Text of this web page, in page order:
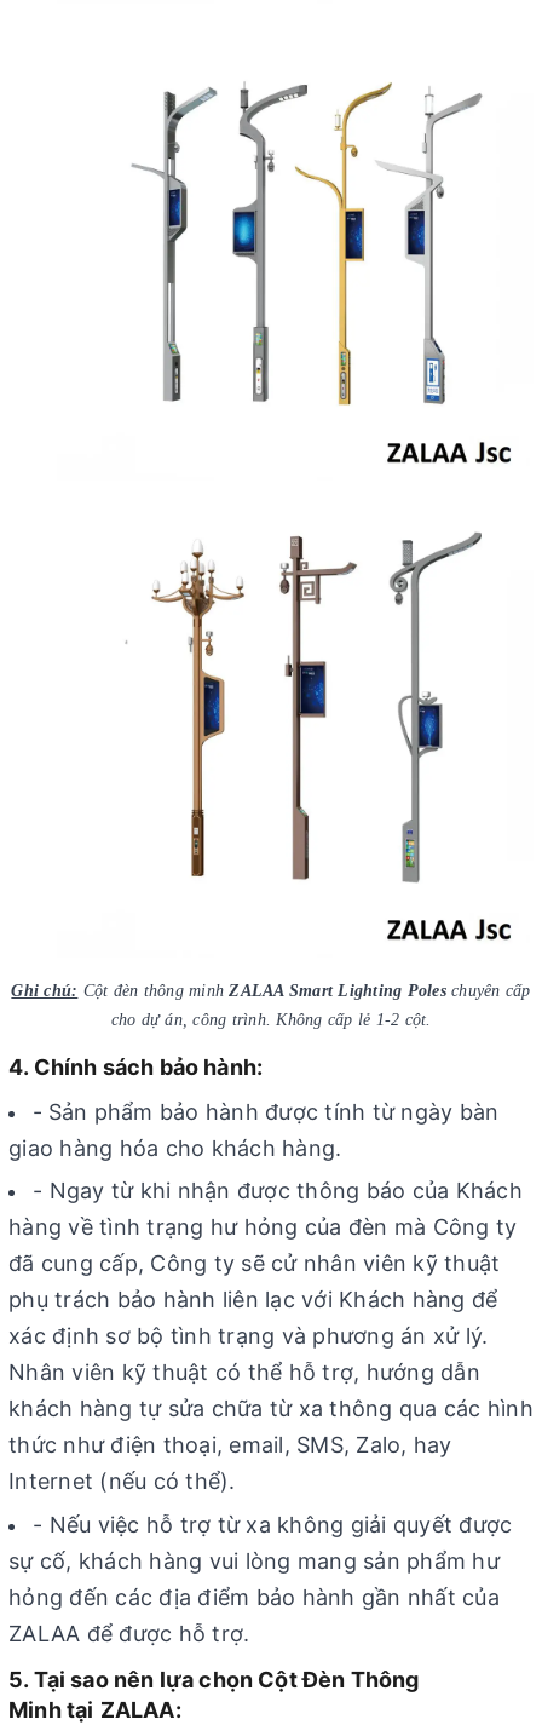
Ghi chú: Cột đèn thông minhZALAA Smart Lighting Poleschuyên cấp
cho dự án, công trình. Không cấp lẻ 1-2 cột.
4. Chính sách bảo hành:
- Sản phẩm bảo hành được tính từ ngày bàn
giao hàng hóa cho khách hàng.
- Ngay từ khi nhận được thông báo của Khách
hàng về tình trạng hư hỏng của đèn mà Công ty
đã cung cấp, Công ty sẽ cử nhân viên kỹ thuật
phụ trách bảo hành liên lạc với Khách hàng để
xác định sơ bộ tình trạng và phương án xử lý.
Nhân viên kỹ thuật có thể hỗ trợ, hướng dẫn
khách hàng tự sửa chữa từ xa thông qua các hình
thức như điện thoại, email, SMS, Zalo, hay
Internet (nếu có thể).
- Nếu việc hỗ trợ từ xa không giải quyết được
sự cố, khách hàng vui lòng mang sản phẩm hư
hỏng đến các địa điểm bảo hành gần nhất của
ZALAA để được hỗ trợ.
5. Tại sao nên lựa chọn Cột Đèn Thông
Minh tại ZALAA: